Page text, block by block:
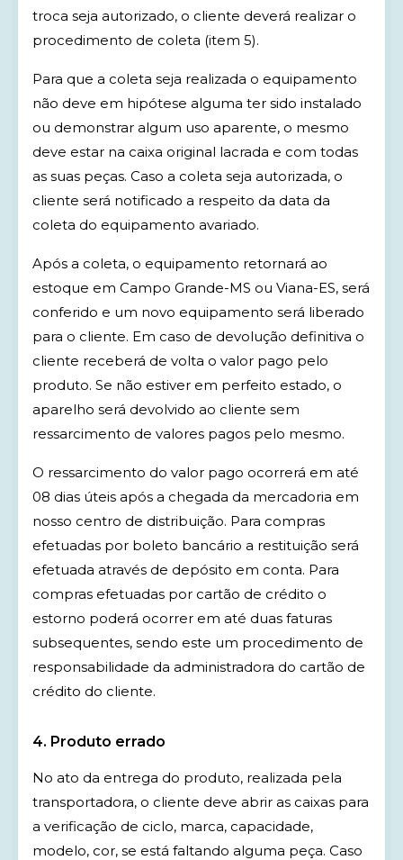
troca seja autorizado, o cliente deverá realizar o
procedimento de coleta (item 5).
Para que a coleta seja realizada o equipamento
não deve em hipótese alguma ter sido instalado
ou demonstrar algum uso aparente, o mesmo
deve estar na caixa original lacrada e com todas
as suas peças. Caso a coleta seja autorizada, o
cliente será notificado a respeito da data da
coleta do equipamento avariado.
Após a coleta, o equipamento retornará ao
estoque em Campo Grande-MS ou Viana-ES, será
conferido e um novo equipamento será liberado
para o cliente. Em caso de devolução definitiva o
cliente receberá de volta o valor pago pelo
produto. Se não estiver em perfeito estado, o
aparelho será devolvido ao cliente sem
ressarcimento de valores pagos pelo mesmo.
O ressarcimento do valor pago ocorrerá em até
08 dias úteis após a chegada da mercadoria em
nosso centro de distribuição. Para compras
efetuadas por boleto bancário a restituição será
efetuada através de depósito em conta. Para
compras efetuadas por cartão de crédito o
estorno poderá ocorrer em até duas faturas
subsequentes, sendo este um procedimento de
responsabilidade da administradora do cartão de
crédito do cliente.
4. Produto errado
No ato da entrega do produto, realizada pela
transportadora, o cliente deve abrir as caixas para
a verificação de ciclo, marca, capacidade,
modelo, cor, se está faltando alguma peça. Caso